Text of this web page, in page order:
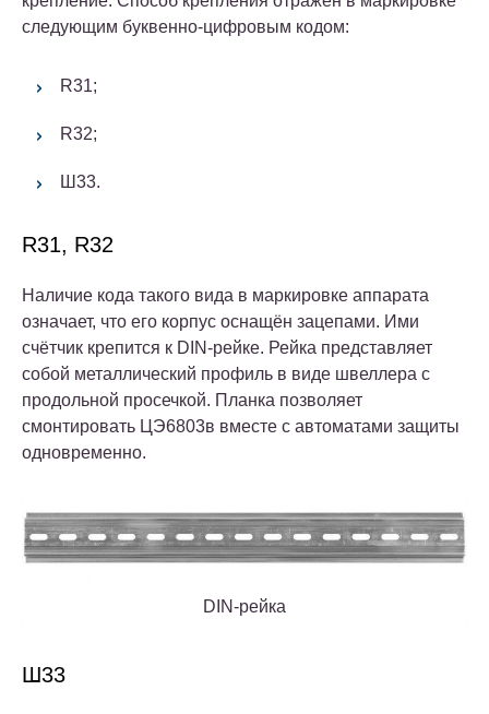
следующим буквенно-цифровым кодом:
R31;
R32;
Ш33.
R31, R32
Наличие кода такого вида в маркировке аппарата
означает, что его корпус оснащён зацепами. Ими
счётчик крепится к DIN-рейке. Рейка представляет
собой металлический профиль в виде швеллера с
продольной просечкой. Планка позволяет
смонтировать ЦЭ6803в вместе с автоматами защиты
одновременно.
DIN-рейка
Ш33